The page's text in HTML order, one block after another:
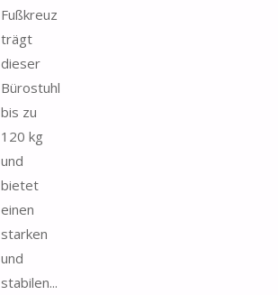
Fußkreuz
trägt
dieser
Bürostuhl
bis zu
120 kg
und
bietet
einen
starken
und
stabilen...